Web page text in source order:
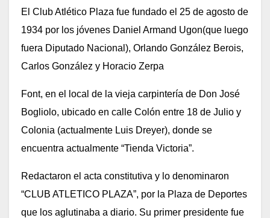
El Club Atlético Plaza fue fundado el 25 de agosto de
1934 por los jóvenes Daniel Armand Ugon(que luego
fuera Diputado Nacional), Orlando González Berois,
Carlos González y Horacio Zerpa
Font, en el local de la vieja carpintería de Don José
Bogliolo, ubicado en calle Colón entre 18 de Julio y
Colonia (actualmente Luis Dreyer), donde se
encuentra actualmente “Tienda Victoria”.
Redactaron el acta constitutiva y lo denominaron
“CLUB ATLETICO PLAZA”, por la Plaza de Deportes
que los aglutinaba a diario. Su primer presidente fue